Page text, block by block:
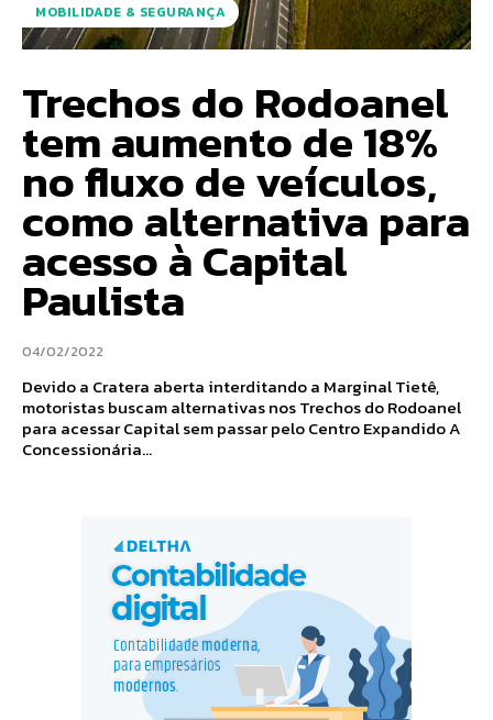
MOBILIDADE & SEGURANÇA
Trechos do Rodoanel
tem aumento de 18%
no fluxo de veículos,
como alternativa para
acesso à Capital
Paulista
04/02/2022
Devido a Cratera aberta interditando a Marginal Tietê,
motoristas buscam alternativas nos Trechos do Rodoanel
para acessar Capital sem passar pelo Centro Expandido A
Concessionária...